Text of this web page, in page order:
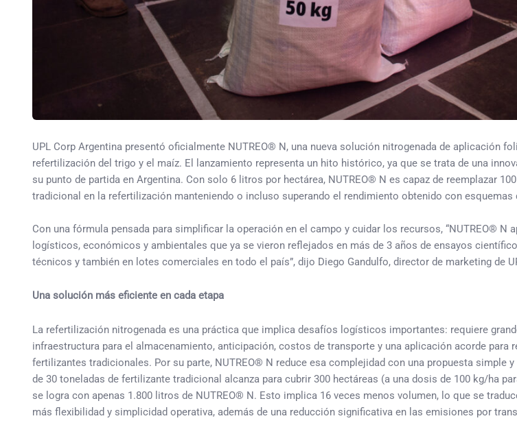
UPL Corp Argentina presentó oficialmente NUTREO® N, una nueva solución nitrogenada de aplicación
refertilización del trigo y el maíz. El lanzamiento representa un hito histórico, ya que se trata de una
su punto de partida en Argentina. Con solo 6 litros por hectárea, NUTREO® N es capaz de reemplazar
tradicional en la refertilización manteniendo o incluso superando el rendimiento obtenido con esquemas
Con una fórmula pensada para simplificar la operación en el campo y cuidar los recursos, “NUTREO® N
logísticos, económicos y ambientales que ya se vieron reflejados en más de 3 años de ensayos
técnicos y también en lotes comerciales en todo el país”, dijo Diego Gandulfo, director de marketing de
Una solución más eficiente en cada etapa
La refertilización nitrogenada es una práctica que implica desafíos logísticos importantes: requiere
infraestructura para el almacenamiento, anticipación, costos de transporte y una aplicación acorde para
fertilizantes tradicionales. Por su parte, NUTREO® N reduce esa complejidad con una propuesta simple
de 30 toneladas de fertilizante tradicional alcanza para cubrir 300 hectáreas (a una dosis de 100 kg/ha
se logra con apenas 1.800 litros de NUTREO® N. Esto implica 16 veces menos volumen, lo que se
más flexibilidad y simplicidad operativa, además de una reducción significativa en las emisiones por